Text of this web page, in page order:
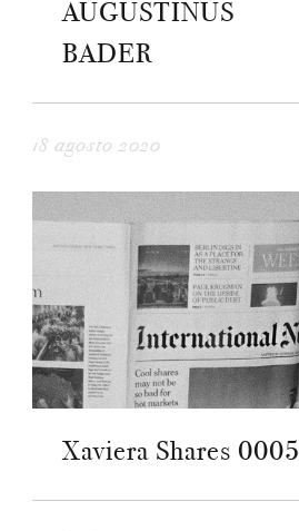
AUGUSTINUS
BADER
18 agosto 2020
Xaviera Shares 0005